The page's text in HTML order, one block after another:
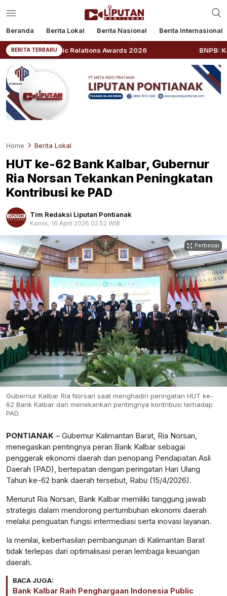
Beranda Berita Lokal Berita Nasional Berita Internasional
BERITA TERBARU
Relations Awards 2026 BNPB: Kalbar Masuk
Home Berita Lokal
HUT ke-62 Bank Kalbar, Gubernur
Ria Norsan Tekankan Peningkatan
Kontribusi ke PAD
Tim Redaksi Liputan Pontianak
Kamis, 16 April 2026 02:52 WIB
Perbesar
Gubernur Kalbar Ria Norsan saat menghadiri peringatan HUT ke-
62 Bank Kalbar dan menekankan pentingnya kontribusi terhadap
PAD.
PONTIANAK – Gubernur Kalimantan Barat, Ria Norsan,
menegaskan pentingnya peran Bank Kalbar sebagai
penggerak ekonomi daerah dan penopang Pendapatan Asli
Daerah (PAD), bertepatan dengan peringatan Hari Ulang
Tahun ke-62 bank daerah tersebut, Rabu (15/4/2026).
Menurut Ria Norsan, Bank Kalbar memiliki tanggung jawab
strategis dalam mendorong pertumbuhan ekonomi daerah
melalui penguatan fungsi intermediasi serta inovasi layanan.
Ia menilai, keberhasilan pembangunan di Kalimantan Barat
tidak terlepas dari optimalisasi peran lembaga keuangan
daerah.
BACA JUGA:
Bank Kalbar Raih Penghargaan Indonesia Public